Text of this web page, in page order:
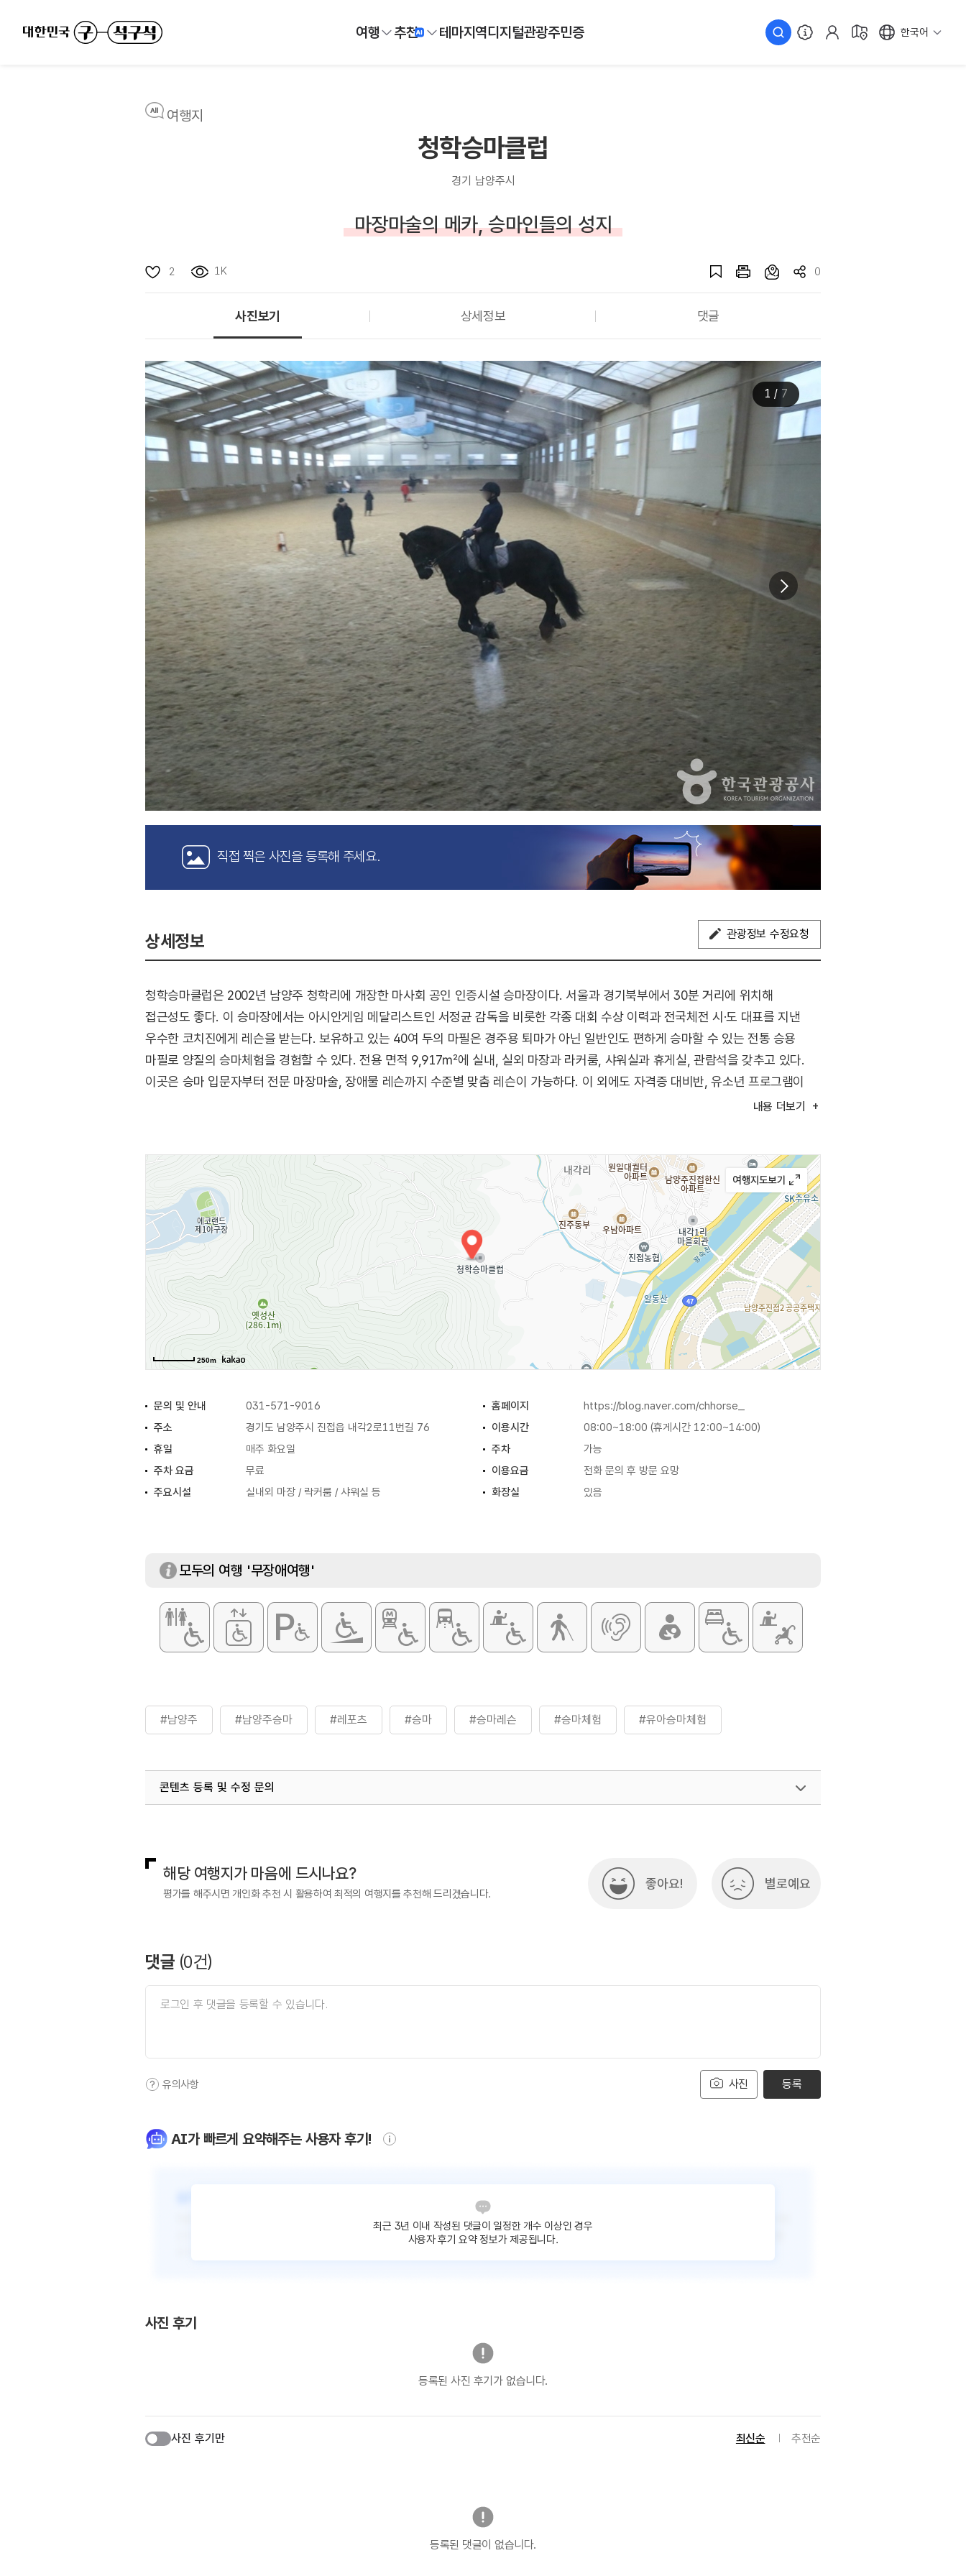
여행 추천 테마지역디지털관광주민증 한국어
여행지
청학승마클럽
경기 남양주시
마장마술의 메카, 승마인들의 성지
2 1K 0
사진보기 상세정보 댓글
1 / 7
직접 찍은 사진을 등록해 주세요.
상세정보 관광정보 수정요청
청학승마클럽은 2002년 남양주 청학리에 개장한 마사회 공인 인증시설 승마장이다. 서울과 경기북부에서 30분 거리에 위치해
접근성도 좋다. 이 승마장에서는 아시안게임 메달리스트인 서정균 감독을 비롯한 각종 대회 수상 이력과 전국체전 시·도 대표를 지낸
우수한 코치진에게 레슨을 받는다. 보유하고 있는 40여 두의 마필은 경주용 퇴마가 아닌 일반인도 편하게 승마할 수 있는 전통 승용
마필로 양질의 승마체험을 경험할 수 있다. 전용 면적 9,917㎡에 실내, 실외 마장과 라커룸, 샤워실과 휴게실, 관람석을 갖추고 있다.
이곳은 승마 입문자부터 전문 마장마술, 장애물 레슨까지 수준별 맞춤 레슨이 가능하다. 이 외에도 자격증 대비반, 유소년 프로그램이
내용 더보기
250m
문의 및 안내 031-571-9016 홈페이지
https://blog.naver.com/chhorse_
주소
경기도 남양주시 진접읍 내각2로11번길 76 이용시간
08:00~18:00 (휴게시간 12:00~14:00)
휴일
매주 화요일 주차
가능
주차 요금
무료 이용요금
전화 문의 후 방문 요망
주요시설
실내외 마장 / 락커룸 / 샤워실 등 화장실 있음
모두의 여행 '무장애여행'
#남양주 #남양주승마 #레포츠 #승마 #승마레슨 #승마체험 #유아승마체험
콘텐츠 등록 및 수정 문의
해당 여행지가 마음에 드시나요?
평가를 해주시면 개인화 추천 시 활용하여 최적의 여행지를 추천해 드리겠습니다.
좋아요! 별로예요
댓글 (0건)
사진
유의사항 등록
AI가 빠르게 요약해주는 사용자 후기!
최근 3년 이내 작성된 댓글이 일정한 개수 이상인 경우
사용자 후기 요약 정보가 제공됩니다.
사진 후기
등록된 사진 후기가 없습니다.
사진 후기만 최신순 추천순
등록된 댓글이 없습니다.